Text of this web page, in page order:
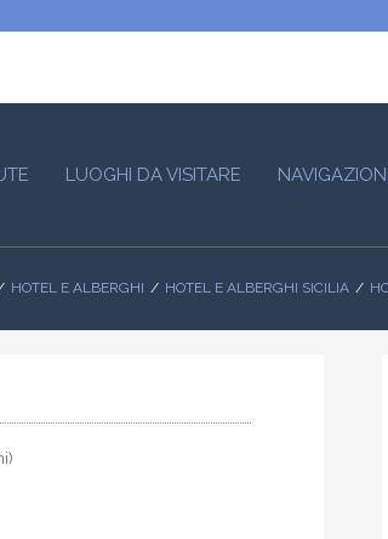
LUOGHI DA VISITARE
HOTEL E ALBERGHI HOTEL E ALBERGHI SICILIA